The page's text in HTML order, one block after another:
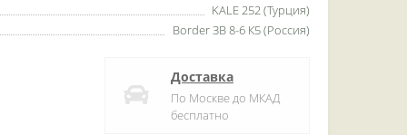
KALE 252 (Турция)
Border ЗВ 8-6 К5 (Россия)
Доставка
По Москве до МКАД
бесплатно